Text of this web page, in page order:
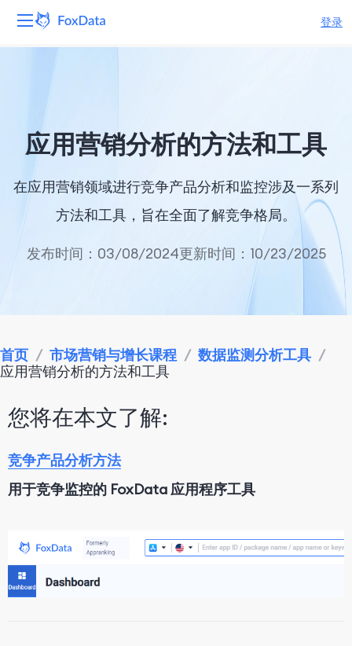
登录
解决方案
资源
应用营销分析的方法和工具
在应用营销领域进行竞争产品分析和监控涉及一系列
方法和工具，旨在全面了解竞争格局。
发布时间：03/08/2024更新时间：10/23/2025
首页 / 市场营销与增长课程 / 数据监测分析工具 /
应用营销分析的方法和工具
您将在本文了解:
竞争产品分析方法
用于竞争监控的 FoxData 应用程序工具